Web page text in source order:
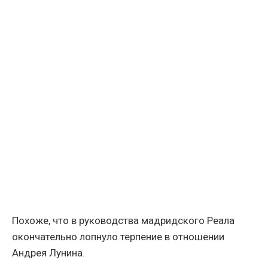
Похоже, что в руководства мадридского Реала
окончательно лопнуло терпение в отношении
Андрея Лунина.